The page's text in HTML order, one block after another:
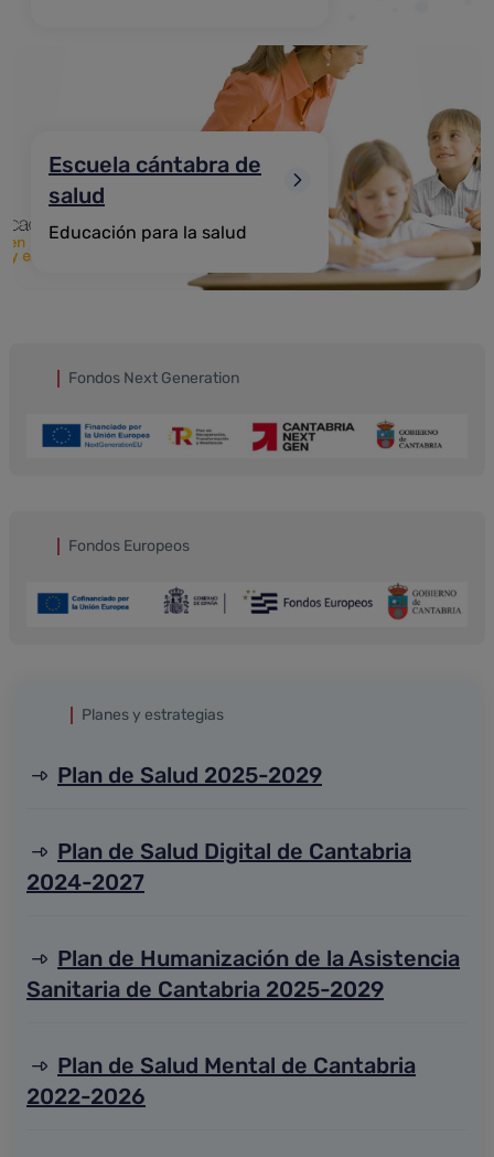
Escuela cántabra de
salud
Educación para la salud
Fondos Next Generation
Fondos Europeos
Planes y estrategias
Plan de Salud 2025-2029
Plan de Salud Digital de Cantabria
2024-2027
Plan de Humanización de la Asistencia
Sanitaria de Cantabria 2025-2029
Plan de Salud Mental de Cantabria
2022-2026